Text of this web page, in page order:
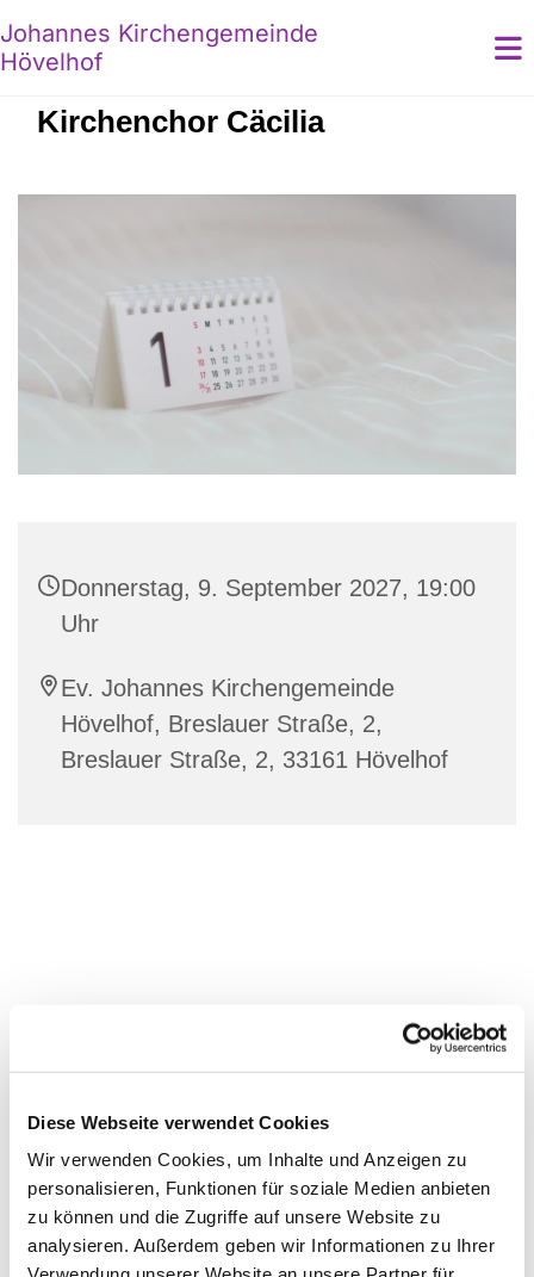
Diese Webseite verwendet Cookies
Wir verwenden Cookies, um Inhalte und Anzeigen zu
personalisieren, Funktionen für soziale Medien anbieten
zu können und die Zugriffe auf unsere Website zu
analysieren. Außerdem geben wir Informationen zu Ihrer
Johannes Kirchengemeinde
Hövelhof
Kirchenchor Cäcilia
Donnerstag, 9. September 2027, 19:00
Uhr
Ev. Johannes Kirchengemeinde
Hövelhof, Breslauer Straße, 2,
Breslauer Straße, 2, 33161 Hövelhof